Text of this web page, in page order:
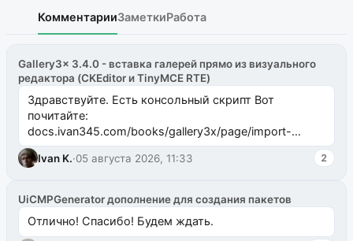
КомментарииЗаметкиРабота
Gallery3x 3.4.0 - вставка галерей прямо из визуального
редактора (CKEditor и TinyMCE RTE)
Здравствуйте. Есть консольный скрипт Вот
почитайте:
docs.ivan345.com/books/gallery3x/page/import-
ms2galleryphp
Ivan K.·05 августа 2026, 11:33 2
UiCMPGenerator дополнение для создания пакетов
Отлично! Спасибо! Будем ждать.